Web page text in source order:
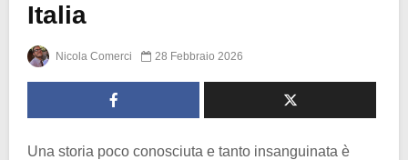
Italia
Nicola Comerci 28 Febbraio 2026
Una storia poco conosciuta e tanto insanguinata è